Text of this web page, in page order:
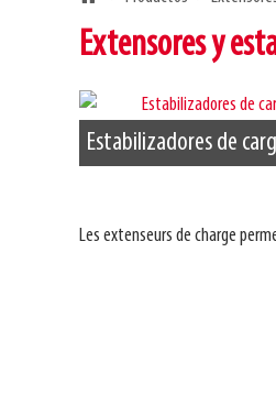
Extensores y
Estabilizadores de
Les extenseurs de charge